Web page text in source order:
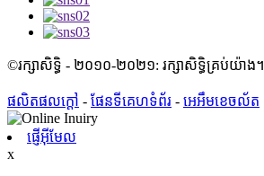
©រក្សាសិទ្ធិ - ២០១០-២០២១: រក្សាសិទ្ធិគ្រប់យ៉ាង។
ផលិតផលក្តៅ - ផែនទីគេហទំព័រ - អេអឹមខេចល័ត
ផ្ញើអ៊ីមែល
x